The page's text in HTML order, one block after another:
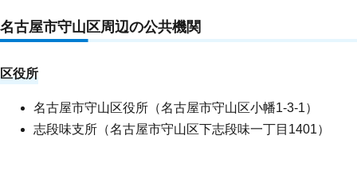
名古屋市守山区周辺の公共機関
区役所
名古屋市守山区役所（名古屋市守山区小幡1-3-1）
志段味支所（名古屋市守山区下志段味一丁目1401）